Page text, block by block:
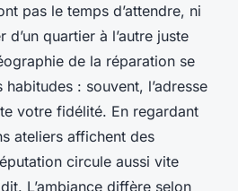
pas le temps d’attendre, ni
quartier à l’autre juste
de la réparation se
: souvent, l’adresse
votre fidélité. En regardant
ateliers affichent des
circule aussi vite
L’ambiance diffère selon